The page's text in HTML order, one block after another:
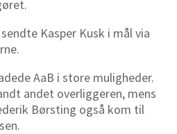
Kasper Kusk i mål via
AaB i store muligheder.
andet overliggeren, mens
Børsting også kom til